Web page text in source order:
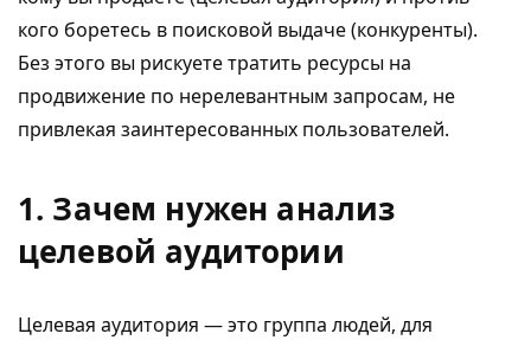
кого боретесь в поисковой выдаче (конкуренты).
Без этого вы рискуете тратить ресурсы на
продвижение по нерелевантным запросам, не
привлекая заинтересованных пользователей.
1. Зачем нужен анализ
целевой аудитории
Целевая аудитория — это группа людей, для